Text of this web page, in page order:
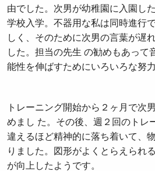
由でした。次男が幼稚園に入園し
学校入学。不器用な私は同時進行
しく、そのために次男の言葉が遅
した。担当の先生 の勧めもあって
能性を伸ばすためにいろいろな努
トレーニング開始から２ヶ月で次
めまし た。その後、週２回のトレ
違えるほど精神的に落ち着いて、
りました。図形がよくとらえられ
が向上したようです。